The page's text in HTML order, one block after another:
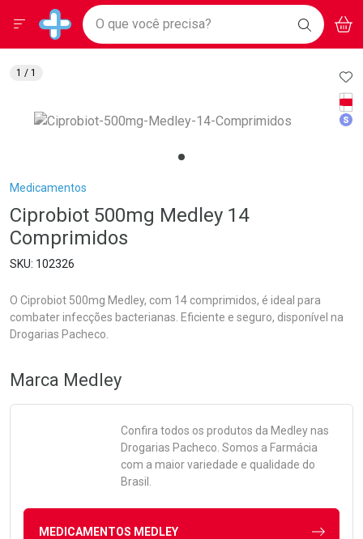
Drogarias Pacheco
Baixe nosso APP e aproveite Ofertas Exclusivas!
BAIXE
O APP
Ir direto para a home
pela página
Ir direto para o conteúdo
Ir direto para a busca
Ir direto para a conta
Ir direto para a notificações
Ir direto para o carrinho
Faça a sua busca
O que você precisa? BUSCAR
Menu
Breadcrumb
Medicamentos
Ciprobiot 500mg Medley 14
Comprimidos
102326
O Ciprobiot 500mg Medley, com 14 comprimidos, é ideal para
combater infecções bacterianas. Eficiente e seguro, disponível na
Drogarias Pacheco.
1 / 1
Marca Medley
Confira todos os produtos da Medleynas
Drogarias Pacheco. Somos a Farmácia
com a maior variedade e qualidade do
Brasil.
MEDICAMENTOS MEDLEY